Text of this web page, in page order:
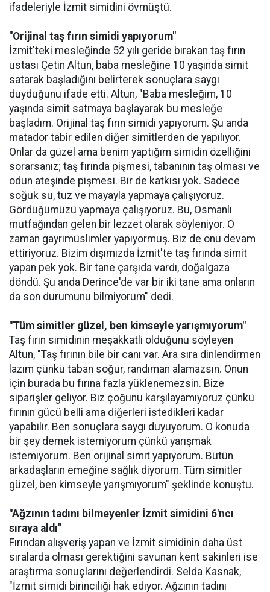
ifadeleriyle İzmit simidini övmüştü.
"Orijinal taş fırın simidi yapıyorum"
İzmit'teki mesleğinde 52 yılı geride bırakan taş fırın
ustası Çetin Altun, baba mesleğine 10 yaşında simit
satarak başladığını belirterek sonuçlara saygı
duyduğunu ifade etti. Altun, "Baba mesleğim, 10
yaşında simit satmaya başlayarak bu mesleğe
başladım. Orijinal taş fırın simidi yapıyorum. Şu anda
matador tabir edilen diğer simitlerden de yapılıyor.
Onlar da güzel ama benim yaptığım simidin özelliğini
sorarsanız; taş fırında pişmesi, tabanının taş olması ve
odun ateşinde pişmesi. Bir de katkısı yok. Sadece
soğuk su, tuz ve mayayla yapmaya çalışıyoruz.
Gördüğümüzü yapmaya çalışıyoruz. Bu, Osmanlı
mutfağından gelen bir lezzet olarak söyleniyor. O
zaman gayrimüslimler yapıyormuş. Biz de onu devam
ettiriyoruz. Bizim dışımızda İzmit'te taş fırında simit
yapan pek yok. Bir tane çarşıda vardı, doğalgaza
döndü. Şu anda Derince'de var bir iki tane ama onların
da son durumunu bilmiyorum" dedi.
"Tüm simitler güzel, ben kimseyle yarışmıyorum"
Taş fırın simidinin meşakkatli olduğunu söyleyen
Altun, "Taş fırının bile bir canı var. Ara sıra dinlendirmen
lazım çünkü taban soğur, randıman alamazsın. Onun
için burada bu fırına fazla yüklenemezsin. Bize
siparişler geliyor. Biz çoğunu karşılayamıyoruz çünkü
fırının gücü belli ama diğerleri istedikleri kadar
yapabilir. Ben sonuçlara saygı duyuyorum. O konuda
bir şey demek istemiyorum çünkü yarışmak
istemiyorum. Ben orijinal simit yapıyorum. Bütün
arkadaşların emeğine sağlık diyorum. Tüm simitler
güzel, ben kimseyle yarışmıyorum" şeklinde konuştu.
"Ağzının tadını bilmeyenler İzmit simidini 6'ncı
sıraya aldı"
Fırından alışveriş yapan ve İzmit simidinin daha üst
sıralarda olması gerektiğini savunan kent sakinleri ise
araştırma sonuçlarını değerlendirdi. Selda Kasnak,
"İzmit simidi birinciliği hak ediyor. Ağzının tadını